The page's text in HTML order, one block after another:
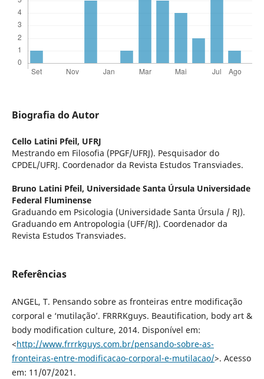
Biografia do Autor
Cello Latini Pfeil, UFRJ
Mestrando em Filosofia (PPGF/UFRJ). Pesquisador do
CPDEL/UFRJ. Coordenador da Revista Estudos Transviades.
Bruno Latini Pfeil, Universidade Santa Úrsula Universidade
Federal Fluminense
Graduando em Psicologia (Universidade Santa Úrsula / RJ).
Graduando em Antropologia (UFF/RJ). Coordenador da
Revista Estudos Transviades.
Referências
ANGEL, T. Pensando sobre as fronteiras entre modificação
corporal e ‘mutilação’. FRRRKguys. Beautification, body art &
body modification culture, 2014. Disponível em:
<http://www.frrrkguys.com.br/pensando-sobre-as-
fronteiras-entre-modificacao-corporal-e-mutilacao/>. Acesso
em: 11/07/2021.